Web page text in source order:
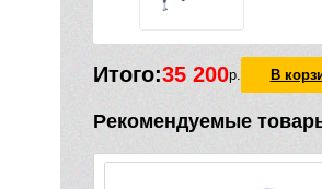
Итого:35 200р. В
Рекомендуемые